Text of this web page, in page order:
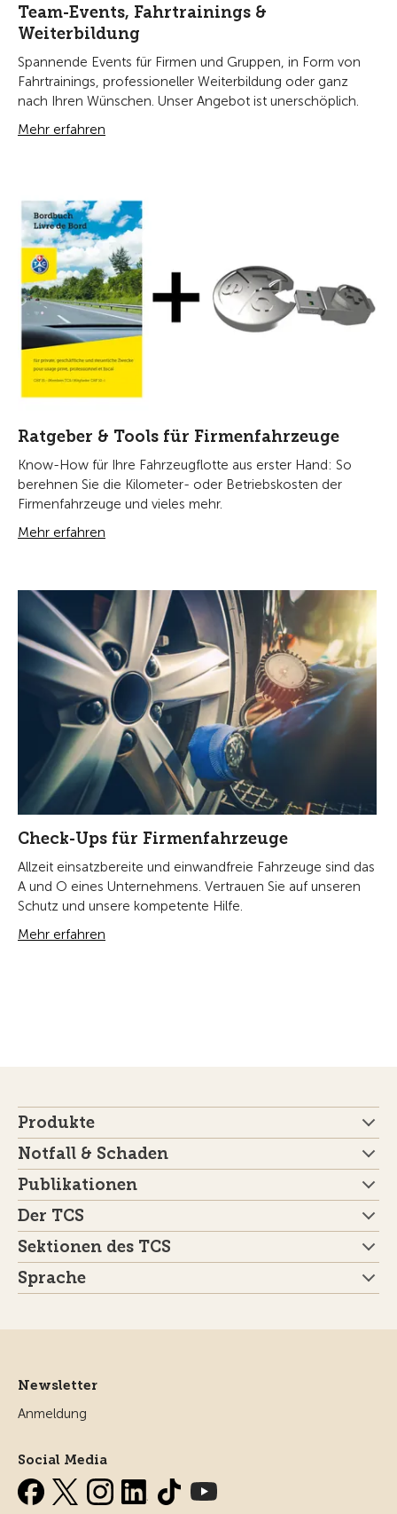
Team-Events, Fahrtrainings &
Weiterbildung
Spannende Events für Firmen und Gruppen, in Form von
Fahrtrainings, professioneller Weiterbildung oder ganz
nach Ihren Wünschen. Unser Angebot ist unerschöplich.
Mehr erfahren
Ratgeber & Tools für Firmenfahrzeuge
Know-How für Ihre Fahrzeugflotte aus erster Hand: So
berehnen Sie die Kilometer- oder Betriebskosten der
Firmenfahrzeuge und vieles mehr.
Mehr erfahren
Check-Ups für Firmenfahrzeuge
Allzeit einsatzbereite und einwandfreie Fahrzeuge sind das
A und O eines Unternehmens. Vertrauen Sie auf unseren
Schutz und unsere kompetente Hilfe.
Mehr erfahren
Produkte
Notfall & Schaden
Publikationen
Der TCS
Sektionen des TCS
Sprache
Newsletter
Anmeldung
Social Media